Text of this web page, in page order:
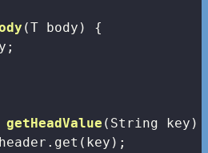
(T body)
{
getHeadValue (String key)